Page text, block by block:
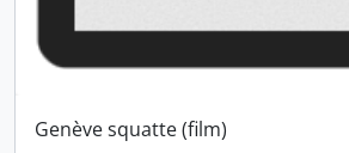
Genève squatte (film)